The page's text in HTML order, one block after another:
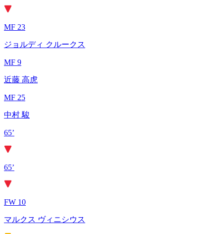
MF 23
ジョルディ クルークス
MF 9
近藤 高虎
MF 25
中村 駿
65’
65’
FW 10
マルクス ヴィニシウス